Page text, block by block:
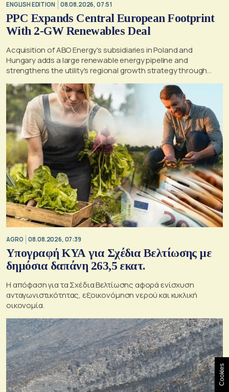
ENGLISH EDITION 08.08.2026, 07:51
PPC Expands Central European Footprint
With 2-GW Renewables Deal
Acquisition of ABO Energy's subsidiaries in Poland and
Hungary adds a large renewable energy pipeline and
strengthens the utility's regional growth strategy through
AGRO 08.08.2026, 07:39
Υπογραφή ΚΥΑ για Σχέδια Βελτίωσης με
δημόσια δαπάνη 263,5 εκατ.
Η απόφαση για τα Σχέδια Βελτίωσης αφορά ενίσχυση
ανταγωνιστικότητας, εξοικονόμηση νερού και κυκλική
οικονομία.
Cookies